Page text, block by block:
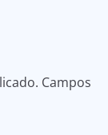
Campos